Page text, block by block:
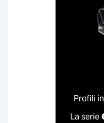
Profili
La serie